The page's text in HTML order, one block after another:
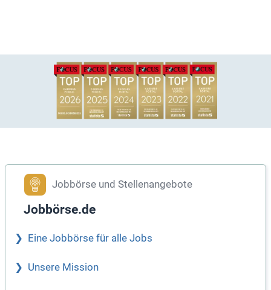
Jobbörse und Stellenangebote
Jobbörse.de
Eine Jobbörse für alle Jobs
Unsere Mission